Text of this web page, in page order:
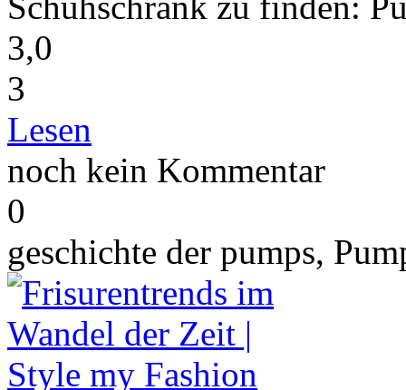
3,0
3
Lesen
noch kein Kommentar
0
geschichte der pumps,